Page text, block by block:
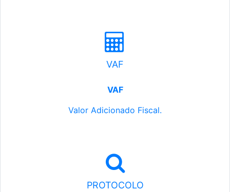
VAF
VAF
Valor Adicionado Fiscal.
PROTOCOLO